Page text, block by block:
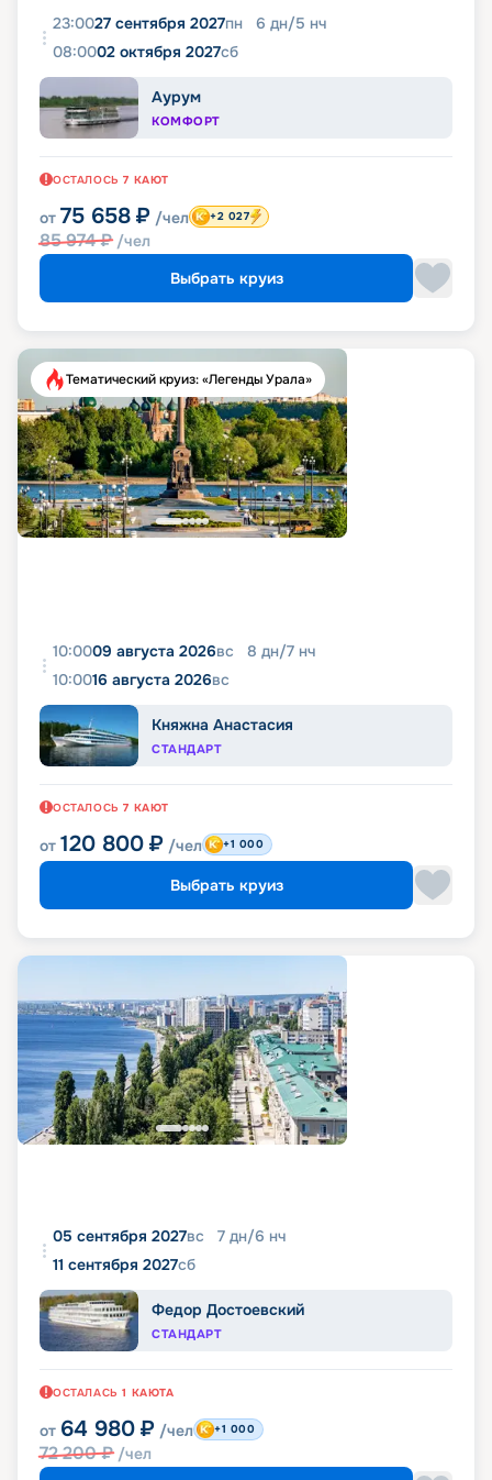
23:0027 сентября 2027пн 6 дн/5 нч
08:0002 октября 2027сб
Аурум
КОМФОРТ
ОСТАЛОСЬ 7 КАЮТ
от 75 658 ₽ /чел
85 974₽ /чел
+2 027
Выбрать круиз
Тематический круиз: «Легенды Урала»
10:0009 августа 2026вс 8 дн/7 нч
10:0016 августа 2026вс
Княжна Анастасия
СТАНДАРТ
ОСТАЛОСЬ 7 КАЮТ
от 120 800 ₽ /чел +1 000
Выбрать круиз
05 сентября 2027вс 7 дн/6 нч
11 сентября 2027сб
Федор Достоевский
СТАНДАРТ
ОСТАЛАСЬ 1 КАЮТА
от 64 980 ₽ /чел
72 200₽ /чел
+1 000